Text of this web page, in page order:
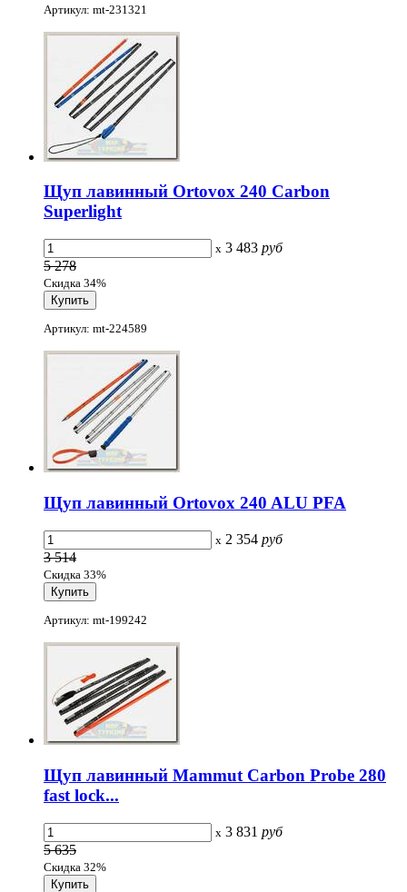
Артикул: mt-231321
Щуп лавинный Ortovox 240 Carbon
Superlight
x 3 483 руб
5 278
Скидка 34%
Артикул: mt-224589
Щуп лавинный Ortovox 240 ALU PFA
x 2 354 руб
3 514
Скидка 33%
Артикул: mt-199242
Щуп лавинный Mammut Carbon Probe 280
fast lock...
x 3 831 руб
5 635
Скидка 32%